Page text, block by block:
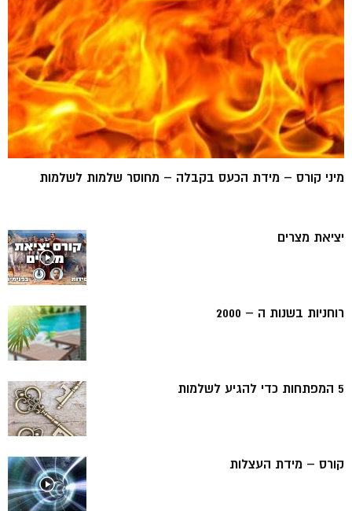
מיני קורס – מידת הכעס בקבלה – מחוסר שלמות לשלמות
יציאת מצרים
רוחניות בשנות ה – 2000
5 המפתחות כדי להגיע לשלמות
קורס – מידת העצלות